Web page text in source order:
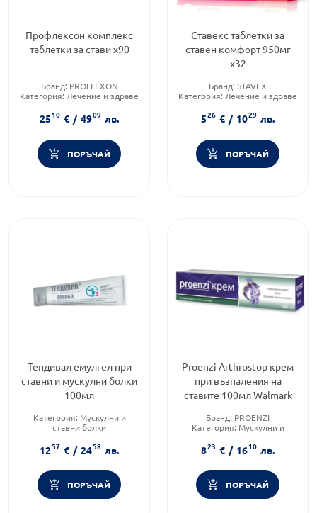
Профлексон комплекс
таблетки за стави х90
Бранд: PROFLEXON
Категория: Лечение и здраве
2510 € / 4909 лв.
ПОРЪЧАЙ
Ставекс таблетки за
ставен комфорт 950мг
х32
Бранд: STAVEX
Категория: Лечение и здраве
526 € / 1029 лв.
ПОРЪЧАЙ
Тендивал емулгел при
ставни и мускулни болки
100мл
Категория: Мускулни и
ставни болки
възрастни/деца
Приложение: дермално
1257 € / 2458 лв.
ПОРЪЧАЙ
Proenzi Arthrostop крем
при възпаления на
ставите 100мл Walmark
Бранд: PROENZI
Категория: Мускулни и
Приложение:дермално
823 € / 1610 лв.
ПОРЪЧАЙ